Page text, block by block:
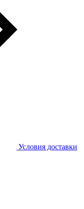
Условия доставки